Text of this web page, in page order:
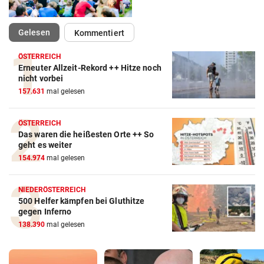
Gelesen(ausgewählt)Kommentiert
ÖSTERREICH
Erneuter Allzeit-Rekord ++ Hitze noch
nicht vorbei
157.631 mal gelesen
ÖSTERREICH
Das waren die heißesten Orte ++ So
geht es weiter
154.974 mal gelesen
NIEDERÖSTERREICH
500 Helfer kämpfen bei Gluthitze
gegen Inferno
138.390 mal gelesen